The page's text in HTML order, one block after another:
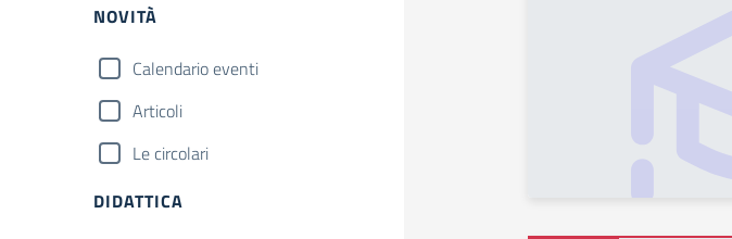
NOVITÀ
Calendario eventi
Articoli
Le circolari
DIDATTICA